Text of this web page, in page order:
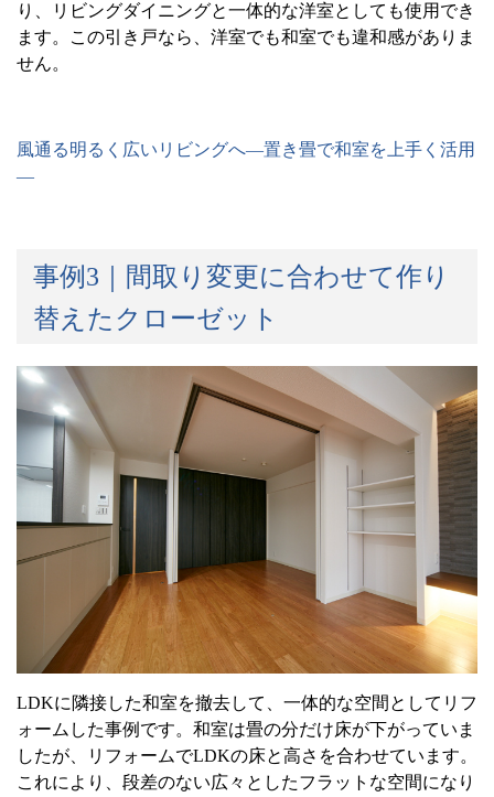
り、リビングダイニングと一体的な洋室としても使用でき
ます。この引き戸なら、洋室でも和室でも違和感がありま
せん。
風通る明るく広いリビングへ―置き畳で和室を上手く活用
―
事例 3 ｜間取り変更に合わせて作り
替えたクローゼット
LDKに隣接した和室を撤去して、一体的な空間としてリフ
ォームした事例です。和室は畳の分だけ床が下がっていま
したが、リフォームでLDKの床と高さを合わせています。
これにより、段差のない広々としたフラットな空間になり